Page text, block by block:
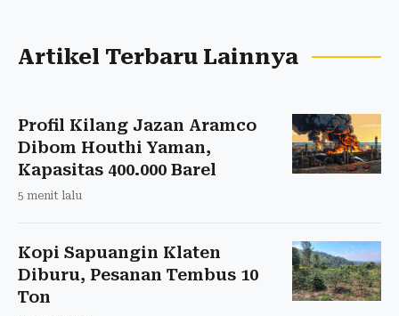
Artikel Terbaru Lainnya
Profil Kilang Jazan Aramco
Dibom Houthi Yaman,
Kapasitas 400.000 Barel
5 menit lalu
Kopi Sapuangin Klaten
Diburu, Pesanan Tembus 10
Ton